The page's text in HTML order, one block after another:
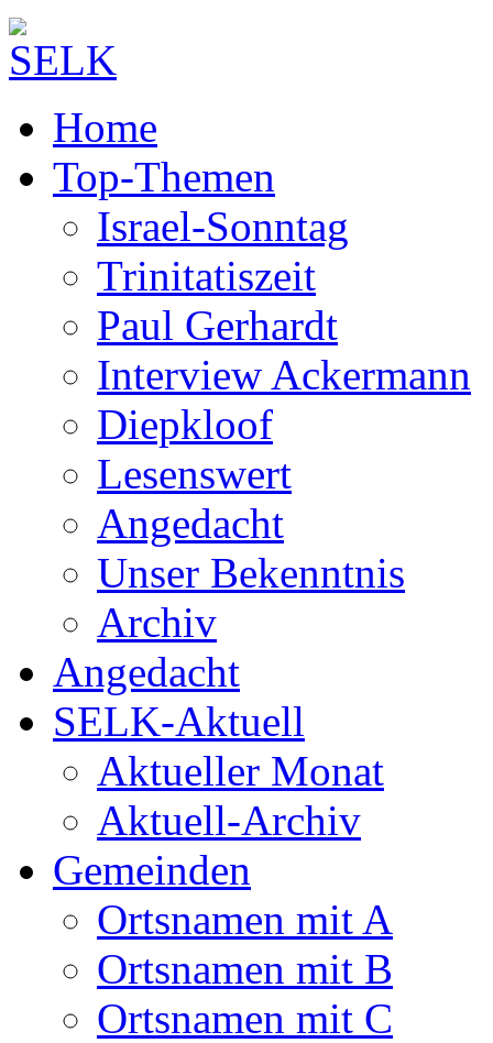
Home
Top-Themen
Israel-Sonntag
Trinitatiszeit
Paul Gerhardt
Interview Ackermann
Diepkloof
Lesenswert
Angedacht
Unser Bekenntnis
Archiv
Angedacht
SELK-Aktuell
Aktueller Monat
Aktuell-Archiv
Gemeinden
Ortsnamen mit A
Ortsnamen mit B
Ortsnamen mit C